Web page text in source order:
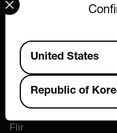
Company
About Extech
Flir
Available Locations
United States
Republic of